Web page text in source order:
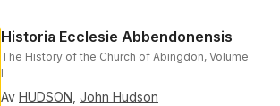
Historia Ecclesie Abbendonensis
The History of the Church of Abingdon, Volume
I
Av HUDSON John Hudson